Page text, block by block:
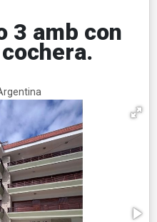
3 amb con